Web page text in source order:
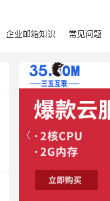
企业邮箱知识 常见问题
